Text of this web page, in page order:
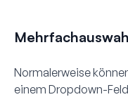
Normalerweise
einem Dropdown-